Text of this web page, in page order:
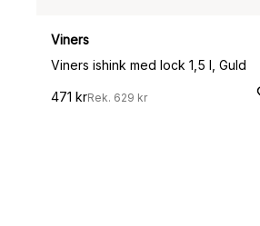
Viners
Viners ishink med lock 1,5 l, Guld
471 krRek. 629 kr